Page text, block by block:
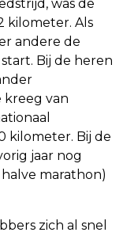
was de
kilometer. Als
andere de
Bij de heren
kreeg van
kilometer. Bij de
jaar nog
marathon)
zich al snel